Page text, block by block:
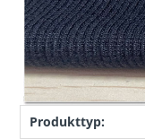
Produkttyp: